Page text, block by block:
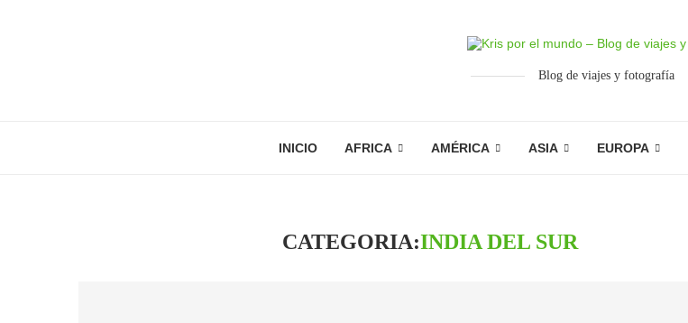
Blog de viajes y fotografía
INICIO AFRICA AMÉRICA ASIA EUROPA
CATEGORIA:INDIA DEL SUR